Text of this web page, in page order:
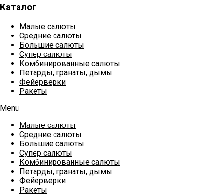
Каталог
Малые салюты
Средние салюты
Большие салюты
Супер салюты
Комбинированные салюты
Петарды, гранаты, дымы
Фейерверки
Ракеты
Menu
Малые салюты
Средние салюты
Большие салюты
Супер салюты
Комбинированные салюты
Петарды, гранаты, дымы
Фейерверки
Ракеты